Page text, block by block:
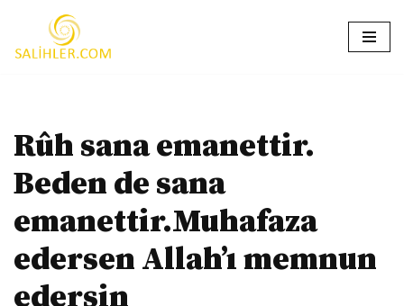
İçeriğe
Rûh sana emanettir.
Beden de sana
emanettir.Muhafaza
edersen Allah’ı memnun
edersin